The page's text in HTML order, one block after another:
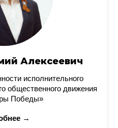
Алексеевич
исполнительного
общественного движения
Победы»
→